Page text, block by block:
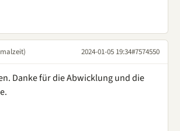
2024-01-05 19:34#7574550
Danke für die Abwicklung und die